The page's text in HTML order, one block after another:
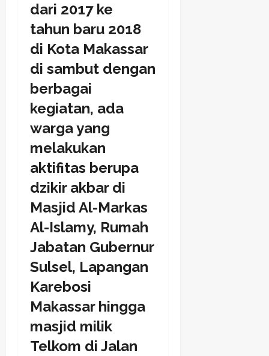
dari 2017 ke
tahun baru 2018
di Kota Makassar
di sambut dengan
berbagai
kegiatan, ada
warga yang
melakukan
aktifitas berupa
dzikir akbar di
Masjid Al-Markas
Al-Islamy, Rumah
Jabatan Gubernur
Sulsel, Lapangan
Karebosi
Makassar hingga
masjid milik
Telkom di Jalan